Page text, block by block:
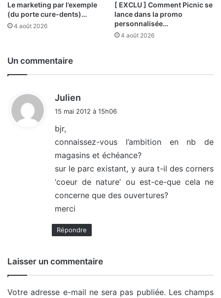
Le marketing par l’exemple
(du porte cure-dents)…
4 août 2026
[ EXCLU ] Comment Picnic se
lance dans la promo
personnalisée…
4 août 2026
Un commentaire
Julien
i
:
15 mai 2012 à 15h06
bjr,
connaissez-vous l’ambition en nb de
magasins et échéance?
sur le parc existant, y aura t-il des corners
‘coeur de nature’ ou est-ce-que cela ne
concerne que des ouvertures?
merci
Répondre
Laisser un commentaire
Votre adresse e-mail ne sera pas publiée. Les champs